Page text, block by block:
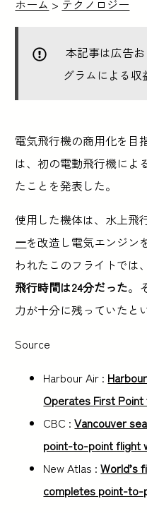
ホーム > テクノロジー
本記事は広告
グラムによる収
電気飛行機の商用化を目
は、初の電動飛行機によ
たことを発表した。
使用した機体は、水上飛
ーを改造し電気エンジン
われたこのフライトでは、
飛行時間は24分だった。
力が十分に残っていたと
Source
Harbour Air :
Operates First
CBC :Vancouver
point-to-point flight
New Atlas :World’s
completes point-to-